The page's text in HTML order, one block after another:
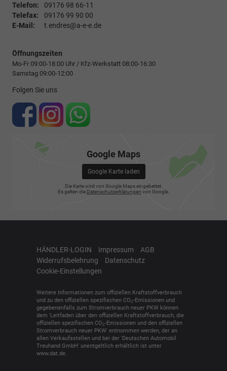
Telefon:
09176 98 66-11
Telefax:
09176 99 90 00
E-Mail:
t.endres@a-e-e.de
Öffnungszeiten
Mo-Fr 09:00-18:00 Uhr / Kfz-Werkstatt 08:00-16:30
Samstag 09:00-12:00
Folgen Sie uns
Google Maps
Google Karte laden
Die Karte wird von Google Maps eingebettet.
Es gelten die Datenschutzerklärungen von Google.
HÄNDLER-LOGIN Impressum
AGB
Widerrufsbelehrung
Datenschutz
Cookie-Einstellungen
Weitere Informationen zum offiziellen Kraftstoffverbrauch
und zu den offiziellen spezifischen CO2-Emissionen und
gegebenenfalls zum Stromverbrauch neuer PKW können
dem 'Leitfaden über den offiziellen Kraftstoffverbrauch, die
offiziellen spezifischen CO2-Emissionen und den offiziellen
Stromverbrauch neuer PKW' entnommen werden, der an
allen Verkaufsstellen und bei der 'Deutschen Automobil
Treuhand GmbH' unentgeltlich erhältlich ist unter
www.dat.de.